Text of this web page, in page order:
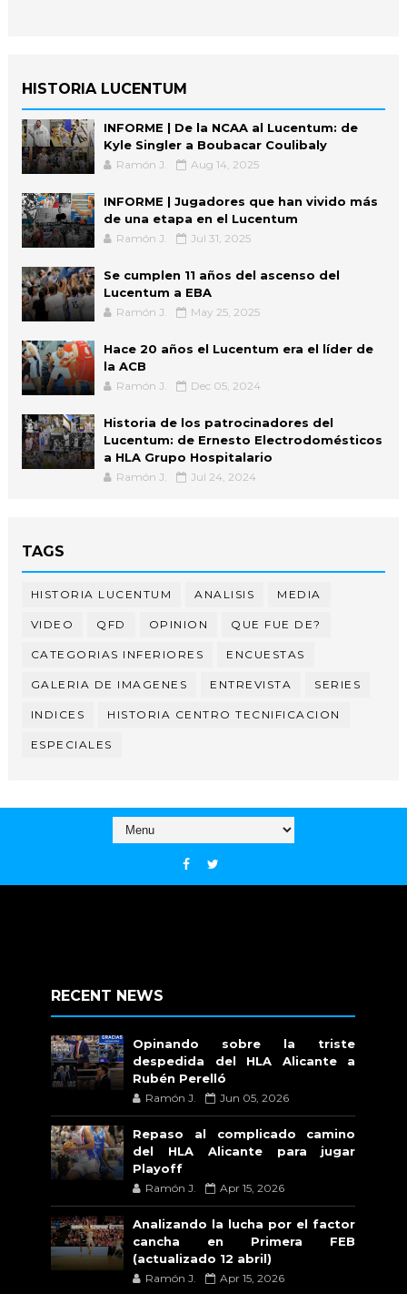
HISTORIA LUCENTUM
INFORME | De la NCAA al Lucentum: de
Kyle Singler a Boubacar Coulibaly
Ramón J. Aug 14, 2025
INFORME | Jugadores que han vivido más
de una etapa en el Lucentum
Ramón J. Jul 31, 2025
Se cumplen 11 años del ascenso del
Lucentum a EBA
Ramón J. May 25, 2025
Hace 20 años el Lucentum era el líder de
la ACB
Ramón J. Dec 05, 2024
Historia de los patrocinadores del
Lucentum: de Ernesto Electrodomésticos
a HLA Grupo Hospitalario
Ramón J. Jul 24, 2024
TAGS
HISTORIA LUCENTUM ANALISIS MEDIA
VIDEO QFD OPINION QUE FUE DE?
CATEGORIAS INFERIORES ENCUESTAS
GALERIA DE IMAGENES ENTREVISTA SERIES
INDICES HISTORIA CENTRO TECNIFICACION
ESPECIALES
RECENT NEWS
Opinando sobre la triste
despedida del HLA Alicante a
Rubén Perelló
Ramón J. Jun 05, 2026
Repaso al complicado camino
del HLA Alicante para jugar
Playoff
Ramón J. Apr 15, 2026
Analizando la lucha por el factor
cancha en Primera FEB
(actualizado 12 abril)
Ramón J. Apr 15, 2026